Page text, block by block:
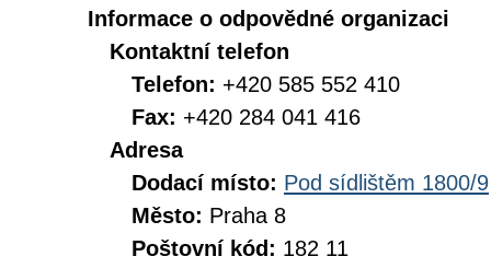
Informace o odpovědné organizaci
Kontaktní telefon
Telefon: +420 585 552 410
Fax: +420 284 041 416
Adresa
Dodací místo: Pod sídlištěm 1800/9
Město: Praha 8
Poštovní kód: 182 11